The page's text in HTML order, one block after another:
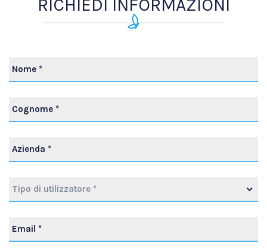
RICHIEDI INFORMAZIONI
Tipo di utilizzatore *